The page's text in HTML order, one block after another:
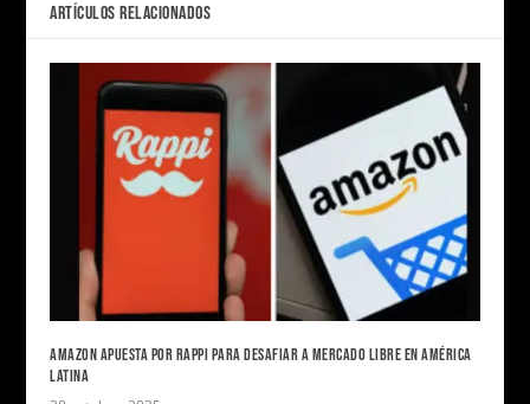
ARTÍCULOS RELACIONADOS
AMAZON APUESTA POR RAPPI PARA DESAFIAR A MERCADO LIBRE EN AMÉRICA
LATINA